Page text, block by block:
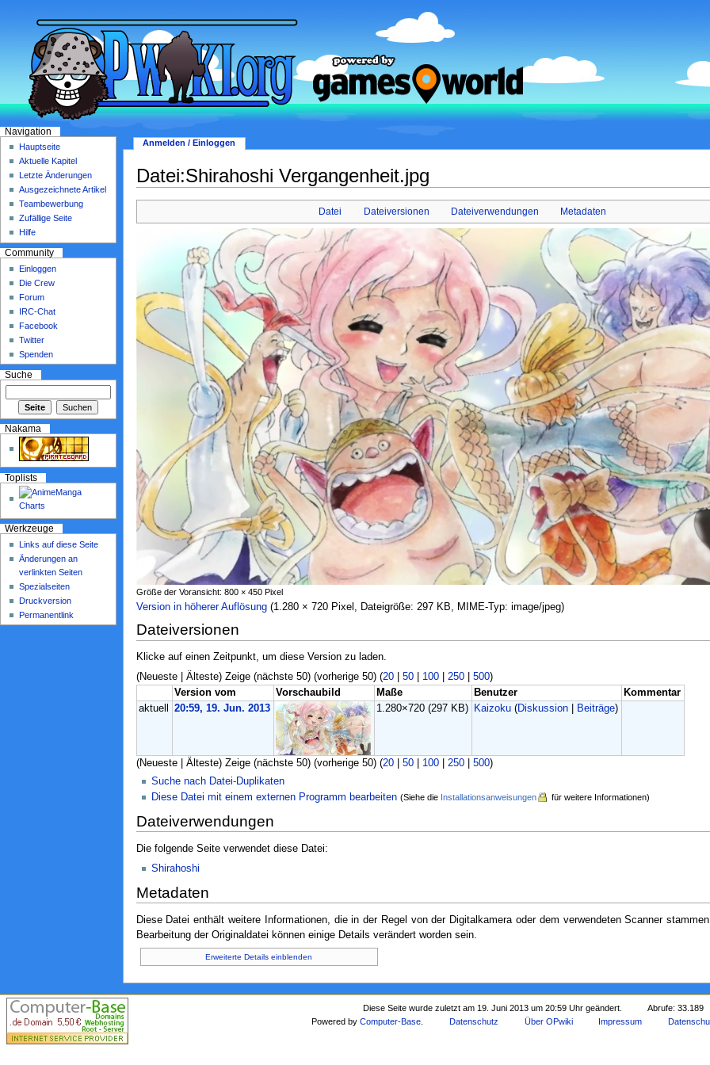
Datei:Shirahoshi Vergangenheit.jpg
Datei Dateiversionen Dateiverwendungen Metadaten
Größe der Voransicht: 800 × 450 Pixel
Version in höherer Auflösung‎ (1.280 × 720 Pixel, Dateigröße: 297 KB, MIME-Typ: image/jpeg)
Dateiversionen
Klicke auf einen Zeitpunkt, um diese Version zu laden.
(Neueste | Älteste) Zeige (nächste 50) (vorherige 50) (20| 50| 100| 250| 500)
Version vom
Vorschaubild Maße Benutzer
Kommentar
aktuell
20:59, 19. Jun. 2013 1.280×720(297 KB) Kaizoku (Diskussion Beiträge)
(Neueste | Älteste) Zeige (nächste 50) (vorherige 50) (20| 50| 100| 250| 500)
Suche nach Datei-Duplikaten
Diese Datei mit einem externen Programm bearbeiten (Siehe die Installationsanweisungen für weitere Informationen)
Dateiverwendungen
Die folgende Seite verwendet diese Datei:
Shirahoshi
Metadaten
Diese Datei enthält weitere Informationen, die in der Regel von der Digitalkamera oder dem verwendeten Scanner
Bearbeitung der Originaldatei können einige Details verändert worden sein.
Erweiterte Details einblenden
Anmelden / Einloggen
Navigation
Hauptseite
Aktuelle Kapitel
Letzte Änderungen
Ausgezeichnete Artikel
Teambewerbung
Zufällige Seite
Hilfe
Community
Einloggen
Die Crew
Forum
IRC-Chat
Facebook
Twitter
Spenden
Suche
Nakama
Toplists
Werkzeuge
Links auf diese Seite
Änderungen an
verlinkten Seiten
Spezialseiten
Druckversion
Permanentlink
Diese Seite wurde zuletzt am 19. Juni 2013 um 20:59 Uhr geändert.
Abrufe: 33.189
Powered byComputer-Base Datenschutz Über OPwiki Impressum